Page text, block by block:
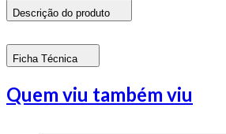
Descrição do produto
Ficha Técnica
Quem viu também viu